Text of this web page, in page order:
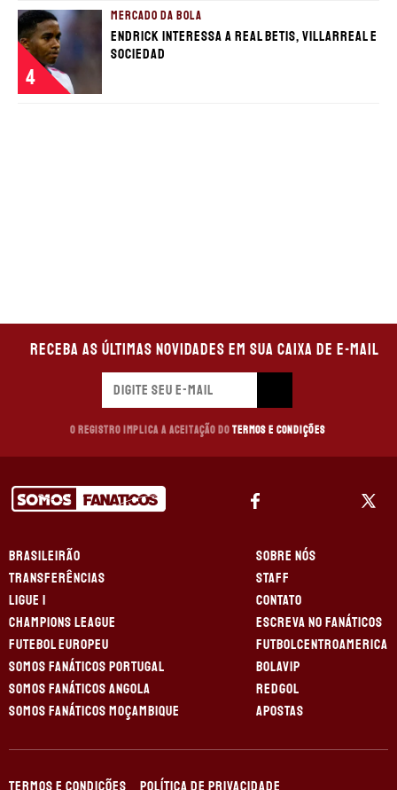
4
MERCADO DA BOLA
Endrick interessa a Real Betis, Villarreal e
Sociedad
Receba as últimas novidades em sua caixa de e-mail
O registro implica a aceitação do Termos e Condições
BRASILEIRÃO
TRANSFERÊNCIAS
LIGUE 1
CHAMPIONS LEAGUE
FUTEBOL EUROPEU
SOMOS FANÁTICOS PORTUGAL
SOMOS FANÁTICOS ANGOLA
SOMOS FANÁTICOS MOÇAMBIQUE
SOBRE NÓS
STAFF
CONTATO
ESCREVA NO FANÁTICOS
FUTBOLCENTROAMERICA
BOLAVIP
REDGOL
APOSTAS